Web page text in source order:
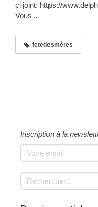
ci joint: https://
Vous ...
fetedesmères
Inscription à la
Votre email
Rechercher